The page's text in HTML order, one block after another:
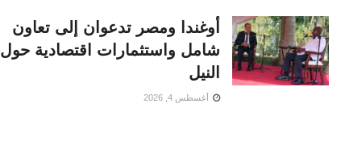
أوغندا ومصر تدعوان إلى تعاون
شامل واستثمارات اقتصادية حول
النيل
أغسطس 4, 2026